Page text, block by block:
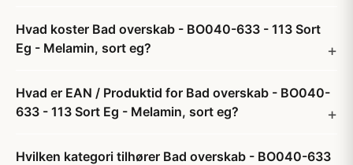
Hvad koster Bad overskab - BO040-633 - 113 Sort
Eg - Melamin, sort eg?
Hvad er EAN / Produktid for Bad overskab - BO040-
633 - 113 Sort Eg - Melamin, sort eg?
Hvilken kategori tilhører Bad overskab - BO040-633